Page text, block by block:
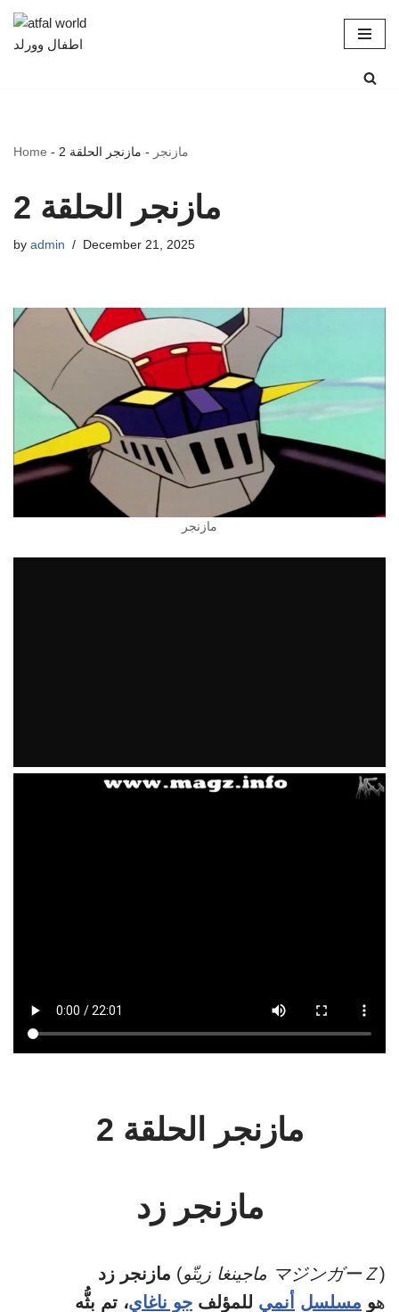
Skip
Home - مازنجر - مازنجر الحلقة 2
مازنجر الحلقة 2
by admin December 21, 2025
مازنجر
مازنجر الحلقة 2
مازنجر زد
مازنجر زد ( ماجينغا زيتّو マジンガーＺ)
هو مسلسل أنمي للمؤلف جو ناغاي، تم بثُّه